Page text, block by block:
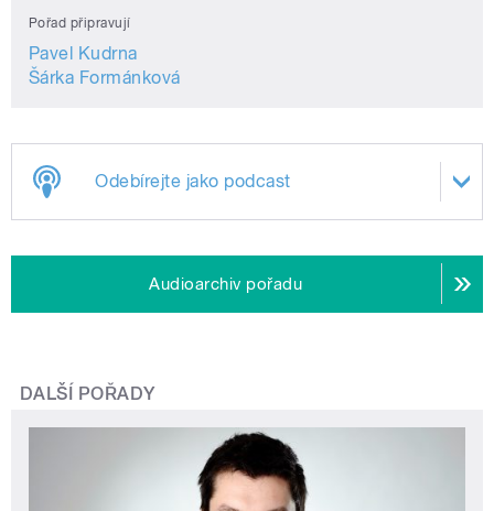
Pořad připravují
Pavel Kudrna
Šárka Formánková
Odebírejte jako podcast
Audioarchiv pořadu
DALŠÍ POŘADY